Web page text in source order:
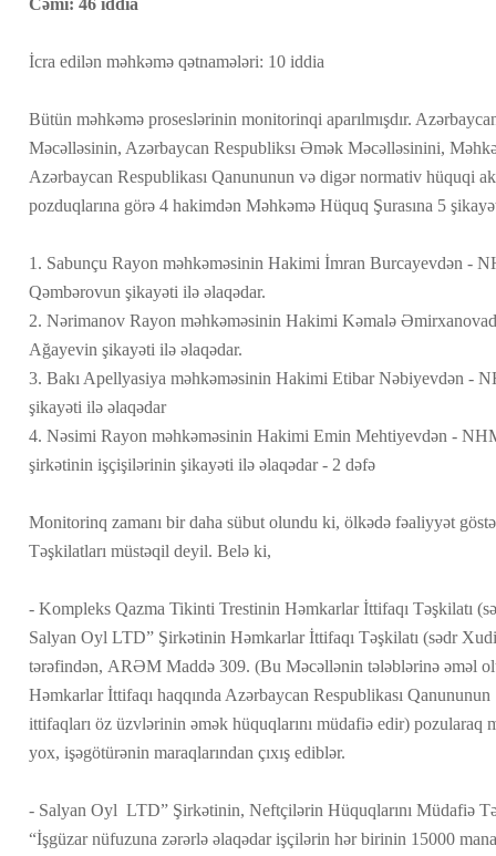
İcra edilən məhkəmə qətnamələri: 10 iddia
Bütün məhkəmə proseslərinin monitorinqi aparılmışdır.
Məcəlləsinin, Azərbaycan Respubliksı Əmək Məcəlləsinini,
Azərbaycan Respublikası Qanununun və digər normativ hüquqi
pozduqlarına görə 4 hakimdən Məhkəmə Hüquq Şurasına 5
1. Sabunçu Rayon məhkəməsinin Hakimi İmran Burcayevdən -
Qəmbərovun şikayəti ilə əlaqədar.
2. Nərimanov Rayon məhkəməsinin Hakimi Kəmalə
Ağayevin şikayəti ilə əlaqədar.
3. Bakı Apellyasiya məhkəməsinin Hakimi Etibar Nəbiyevdən -
şikayəti ilə əlaqədar
4. Nəsimi Rayon məhkəməsinin Hakimi Emin Mehtiyevdən -
şirkətinin işçişilərinin şikayəti ilə əlaqədar - 2 dəfə
Monitorinq zamanı bir daha sübut olundu ki, ölkədə fəaliyyət
Təşkilatları müstəqil deyil. Belə ki,
- Kompleks Qazma Tikinti Trestinin Həmkarlar İttifaqı Təşkilatı
Salyan Oyl LTD” Şirkətinin Həmkarlar İttifaqı Təşkilatı (sədr
tərəfindən, ARƏM Maddə 309. (Bu Məcəllənin tələblərinə əməl
Həmkarlar İttifaqı haqqında Azərbaycan Respublikası
ittifaqları öz üzvlərinin əmək hüquqlarını müdafiə edir) pozularaq
yox, işəgötürənin maraqlarından çıxış ediblər.
- Salyan Oyl LTD” Şirkətinin, Neftçilərin Hüquqlarını Müdafiə
“İşgüzar nüfuzuna zərərlə əlaqədar işçilərin hər birinin 15000